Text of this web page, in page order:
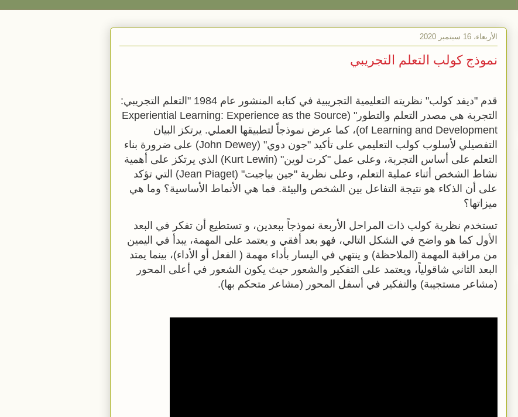
الأربعاء، 16 سبتمبر 2020
نموذج كولب التعلم التجريبي
قدم "ديفد كولب" نظريته التعليمية التجريبية في كتابه المنشور عام 1984 "التعلم التجريبي:
التجربة هي مصدر التعلم والتطور" (Experiential Learning: Experience as the Source
of Learning and Development)، كما عرض نموذجاً لتطبيقها العملي. يرتكز البيان
التفصيلي لأسلوب كولب التعليمي على تأكيد "جون دوي" (John Dewey) على ضرورة بناء
التعلم على أساس التجربة، وعلى عمل "كرت لوين" (Kurt Lewin) الذي يرتكز على أهمية
نشاط الشخص أثناء عملية التعلم، وعلى نظرية "جين بياجيت" (Jean Piaget) التي تؤكد
على أن الذكاء هو نتيجة التفاعل بين الشخص والبيئة. فما هي الأنماط الأساسية؟ وما هي
ميزاتها؟
تستخدم نظرية كولب ذات المراحل الأربعة نموذجاً ببعدين، و تستطيع أن تفكر في البعد
الأول كما هو واضح في الشكل التالي، فهو بعد أفقي و يعتمد على المهمة، يبدأ في اليمين
من مراقبة المهمة (الملاحظة) و ينتهي في اليسار بأداء مهمة ( الفعل أو الأداء)، بينما يمتد
البعد الثاني شاقولياً، ويعتمد على التفكير والشعور حيث يكون الشعور في أعلى المحور
(مشاعر مستجيبة) والتفكير في أسفل المحور (مشاعر متحكم بها).